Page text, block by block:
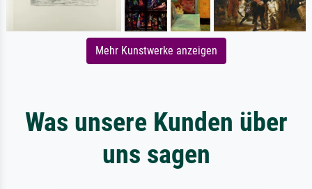
Mehr Kunstwerke anzeigen
Was unsere Kunden über
uns sagen